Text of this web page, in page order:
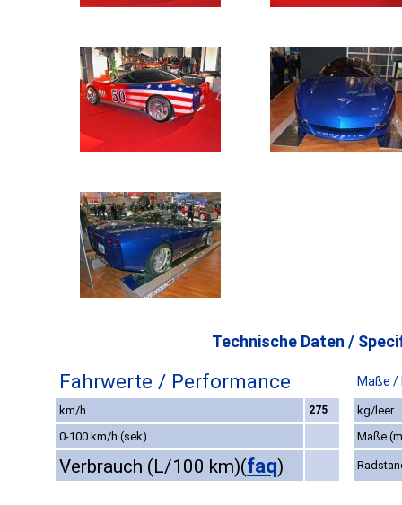
Technische Daten /
Fahrwerte / Performance Maße /
km/h 275
kg/leer
0-100 km/h (sek)
Maße
Verbrauch (L/100 km)(faq)